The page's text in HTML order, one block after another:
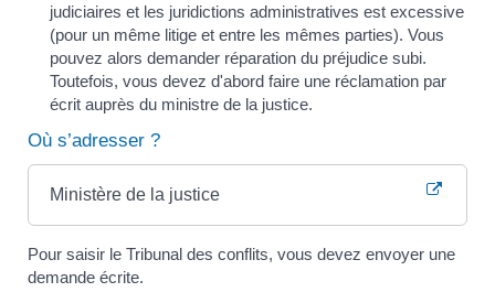
judiciaires et les juridictions administratives est excessive
(pour un même litige et entre les mêmes parties). Vous
pouvez alors demander réparation du préjudice subi.
Toutefois, vous devez d'abord faire une réclamation par
écrit auprès du ministre de la justice.
Où s’adresser ?
Ministère de la justice
Pour saisir le Tribunal des conflits, vous devez envoyer une
demande écrite.